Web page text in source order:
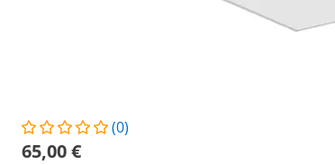
(0)
65,00 €